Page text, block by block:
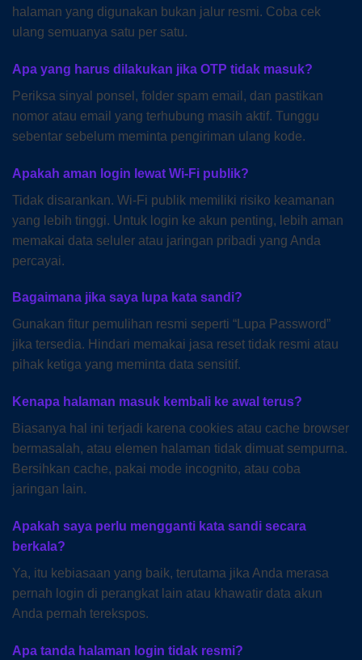
halaman yang digunakan bukan jalur resmi. Coba cek
ulang semuanya satu per satu.
Apa yang harus dilakukan jika OTP tidak masuk?
Periksa sinyal ponsel, folder spam email, dan pastikan
nomor atau email yang terhubung masih aktif. Tunggu
sebentar sebelum meminta pengiriman ulang kode.
Apakah aman login lewat Wi-Fi publik?
Tidak disarankan. Wi-Fi publik memiliki risiko keamanan
yang lebih tinggi. Untuk login ke akun penting, lebih aman
memakai data seluler atau jaringan pribadi yang Anda
percayai.
Bagaimana jika saya lupa kata sandi?
Gunakan fitur pemulihan resmi seperti “Lupa Password”
jika tersedia. Hindari memakai jasa reset tidak resmi atau
pihak ketiga yang meminta data sensitif.
Kenapa halaman masuk kembali ke awal terus?
Biasanya hal ini terjadi karena cookies atau cache browser
bermasalah, atau elemen halaman tidak dimuat sempurna.
Bersihkan cache, pakai mode incognito, atau coba
jaringan lain.
Apakah saya perlu mengganti kata sandi secara
berkala?
Ya, itu kebiasaan yang baik, terutama jika Anda merasa
pernah login di perangkat lain atau khawatir data akun
Anda pernah terekspos.
Apa tanda halaman login tidak resmi?